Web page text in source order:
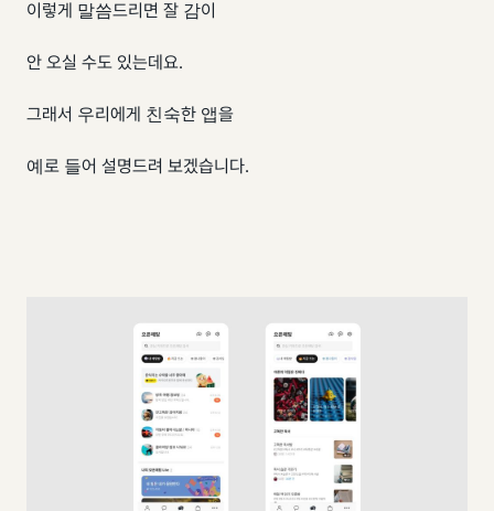
이렇게 말씀드리면 잘 감이
안 오실 수도 있는데요.
그래서 우리에게 친숙한 앱을
예로 들어 설명드려 보겠습니다.